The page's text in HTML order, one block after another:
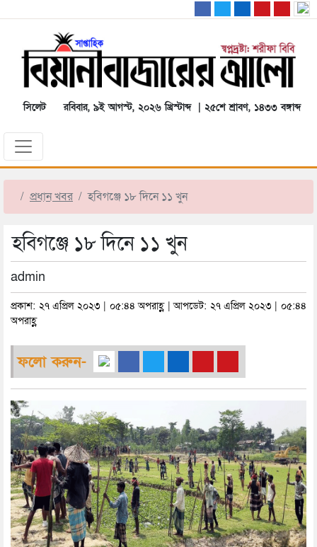
সিলেট রবিবার, ৯ই আগস্ট, ২০২৬ খ্রিস্টাব্দ | ২৫শে শ্রাবণ, ১৪৩৩ বঙ্গাব্দ
প্রধান খবর হবিগঞ্জে ১৮ দিনে ১১ খুন
হবিগঞ্জে ১৮ দিনে ১১ খুন
admin
প্রকাশ: ২৭ এপ্রিল ২০২৩ | ০৫:৪৪ অপরাহ্ণ | আপডেট: ২৭ এপ্রিল ২০২৩ | ০৫:৪৪
অপরাহ্ণ
ফলো করুন-